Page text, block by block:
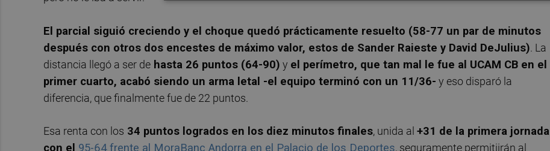
El parcial siguió creciendo y el choque quedó prácticamente resuelto (58-77 un par de minutos
después con otros dos encestes de máximo valor, estos de Sander Raieste y David DeJulius). La
distancia llegó a ser de hasta 26 puntos (64-90) y el perímetro, que tan mal le fue al UCAM CB en el
primer cuarto, acabó siendo un arma letal -el equipo terminó con un 11/36- y eso disparó la
diferencia, que finalmente fue de 22 puntos.
Esa renta con los 34 puntos logrados en los diez minutos finales, unida al +31 de la primera jornada
con el 95-64 frente al MoraBanc Andorra en el Palacio de los Deportes, seguramente permitiirán al